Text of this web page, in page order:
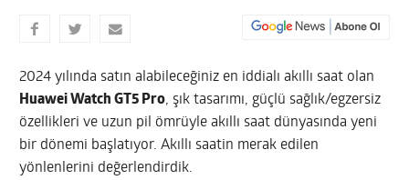
2024 yılında satın alabileceğiniz en iddialı akıllı saat olan
Huawei Watch GT5 Pro, şık tasarımı, güçlü sağlık/egzersiz
özellikleri ve uzun pil ömrüyle akıllı saat dünyasında yeni
bir dönemi başlatıyor. Akıllı saatin merak edilen
yönlenlerini değerlendirdik.